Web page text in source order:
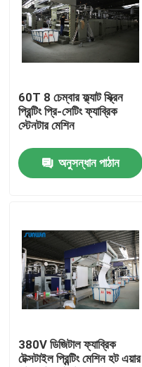
পরিচিতি
পণ্য
গরম বায়ু স্টেনটার মেশিন
টেক্সটাইল শুকানোর মেশিন
টেক্সটাইল ফিনিশিং মেশিন
60T 8 চেম্বার ফ্ল্যাট স্ক্রিন
প্রিন্টিং প্রি-সেটিং ফ্যাব্রিক
স্টেনটার মেশিন
অনুসন্ধান পাঠান
380V ডিজিটাল ফ্যাব্রিক
টেক্সটাইল প্রিন্টিং মেশিন হট এয়ার